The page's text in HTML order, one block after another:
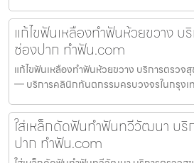
แก้ไขฟันเหลืองทำฟันห้วยขวาง บ
ช่องปาก ทำฟัน.com
แก้ไขฟันเหลืองทำฟันห้วยขวาง บริการตรว
— บริการคลินิกทันตกรรมครบวงจรในกรุง
ใส่เหล็กดัดฟันทำฟันทวีวัฒนา บริ
ปาก ทำฟัน.com